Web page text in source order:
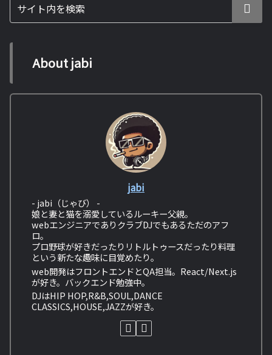
About jabi
jabi
- jabi（じゃび） -
娘と妻と猫を溺愛しているルーキー父親。
webエンジニアでありクラブDJでもあるただのアフ
ロ。
プロ野球が好きだったりリトルトゥースだったり料理
という新たな趣味に目覚めたり。
web開発はフロントエンドとQA担当。React/Next.js
が好き。バックエンド勉強中。
DJはHIP HOP,R&B,SOUL,DANCE
CLASSICS,HOUSE,JAZZが好き。